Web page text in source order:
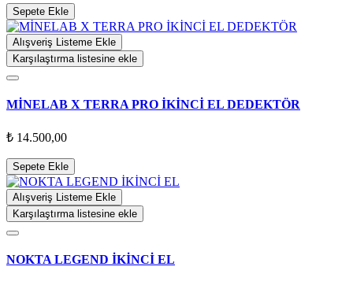
Sepete Ekle
Alışveriş Listeme Ekle
Karşılaştırma listesine ekle
MİNELAB X TERRA PRO İKİNCİ EL DEDEKTÖR
₺ 14.500,00
Sepete Ekle
Alışveriş Listeme Ekle
Karşılaştırma listesine ekle
NOKTA LEGEND İKİNCİ EL